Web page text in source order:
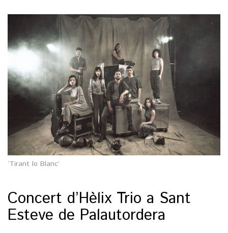
‘Tirant lo Blanc’
Concert d’Hèlix Trio a Sant
Esteve de Palautordera